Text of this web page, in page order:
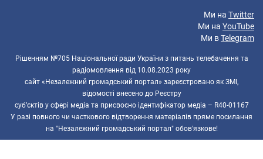
Ми на Twitter
Ми на YouTube
Ми вTelegram
Рішенням №705 Національної ради України з питань телебачення та
радіомовлення від 10.08.2023 року
сайт «Незалежний громадський портал» зареєстровано як ЗМІ,
відомості внесено до Реєстру
суб’єктів у сфері медіа та присвоєно ідентифікатор медіа – R40-01167
У разі повного чи часткового відтворення матеріалів пряме посилання
на "Незалежний громадський портал" обов'язкове!